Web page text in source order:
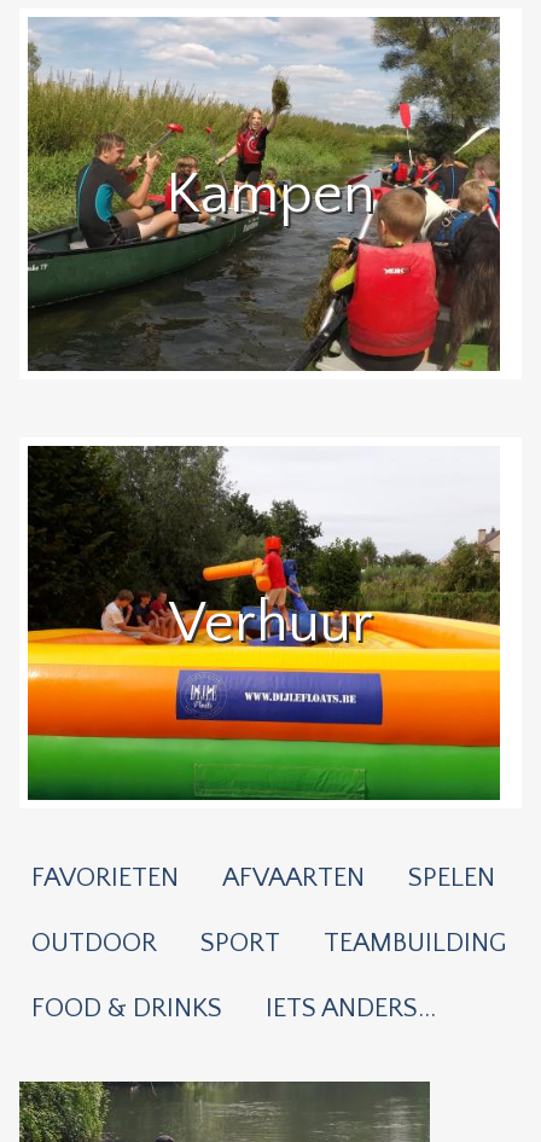
Kampen
Verhuur
FAVORIETEN AFVAARTEN SPELEN
OUTDOOR SPORT TEAMBUILDING
FOOD & DRINKS IETS ANDERS...